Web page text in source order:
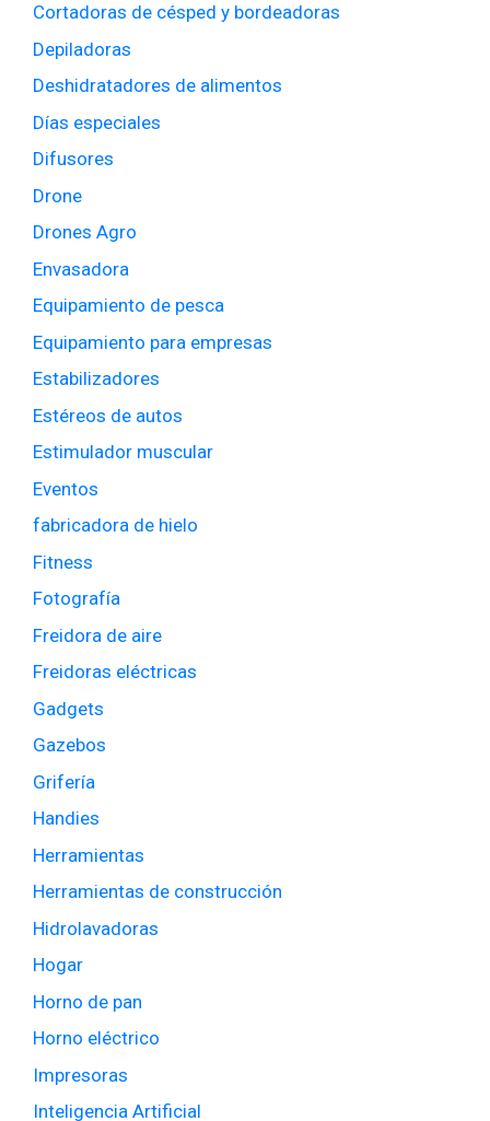
Cortadoras de césped y bordeadoras
Depiladoras
Deshidratadores de alimentos
Días especiales
Difusores
Drone
Drones Agro
Envasadora
Equipamiento de pesca
Equipamiento para empresas
Estabilizadores
Estéreos de autos
Estimulador muscular
Eventos
fabricadora de hielo
Fitness
Fotografía
Freidora de aire
Freidoras eléctricas
Gadgets
Gazebos
Grifería
Handies
Herramientas
Herramientas de construcción
Hidrolavadoras
Hogar
Horno de pan
Horno eléctrico
Impresoras
Inteligencia Artificial